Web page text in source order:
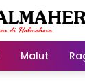
Malut